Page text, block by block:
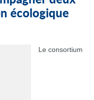
écologique
Le consortium